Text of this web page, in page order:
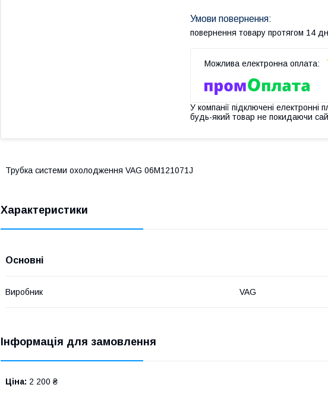
повернення товару протягом 14
У компанії підключені електронні
будь-який товар не покидаючи
Трубка системи охолодження VAG 06M121071J
Характеристики
Основні
Виробник VAG
Інформація для замовлення
Ціна: 2 200 ₴